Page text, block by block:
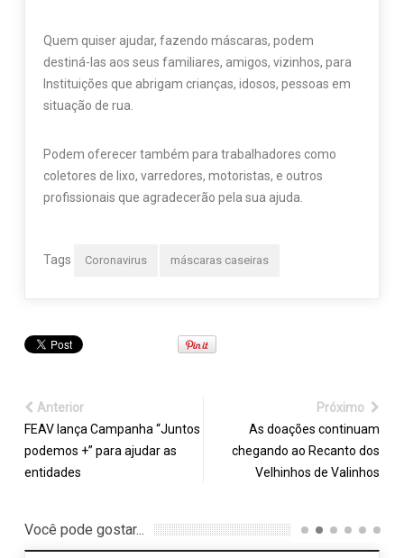
Quem quiser ajudar, fazendo máscaras, podem
destiná-las aos seus familiares, amigos, vizinhos, para
Instituições que abrigam crianças, idosos, pessoas em
situação de rua.
Podem oferecer também para trabalhadores como
coletores de lixo, varredores, motoristas, e outros
profissionais que agradecerão pela sua ajuda.
Tags Coronavirus máscaras caseiras
Anterior
FEAV lança Campanha “Juntos
podemos +” para ajudar as
entidades
Próximo
As doações continuam
chegando ao Recanto dos
Velhinhos de Valinhos
Você pode gostar...